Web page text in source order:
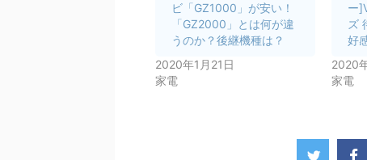
ビ「GZ1000」が安い！
「GZ2000」とは何が違
うのか？後継機種は？
2020年1月21日
家電
ー
ズ
好
2020
家電